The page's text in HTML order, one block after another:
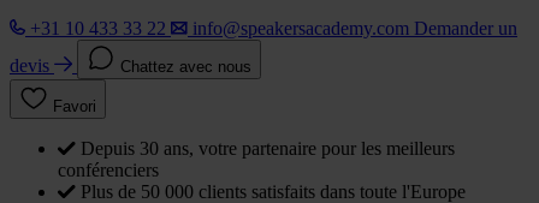
+31 10 433 33 22
info@speakersacademy.com Demander un
devis
Chattez avec nous
Favori
Depuis 30 ans, votre partenaire pour les meilleurs
conférenciers
Plus de 50 000 clients satisfaits dans toute l'Europe